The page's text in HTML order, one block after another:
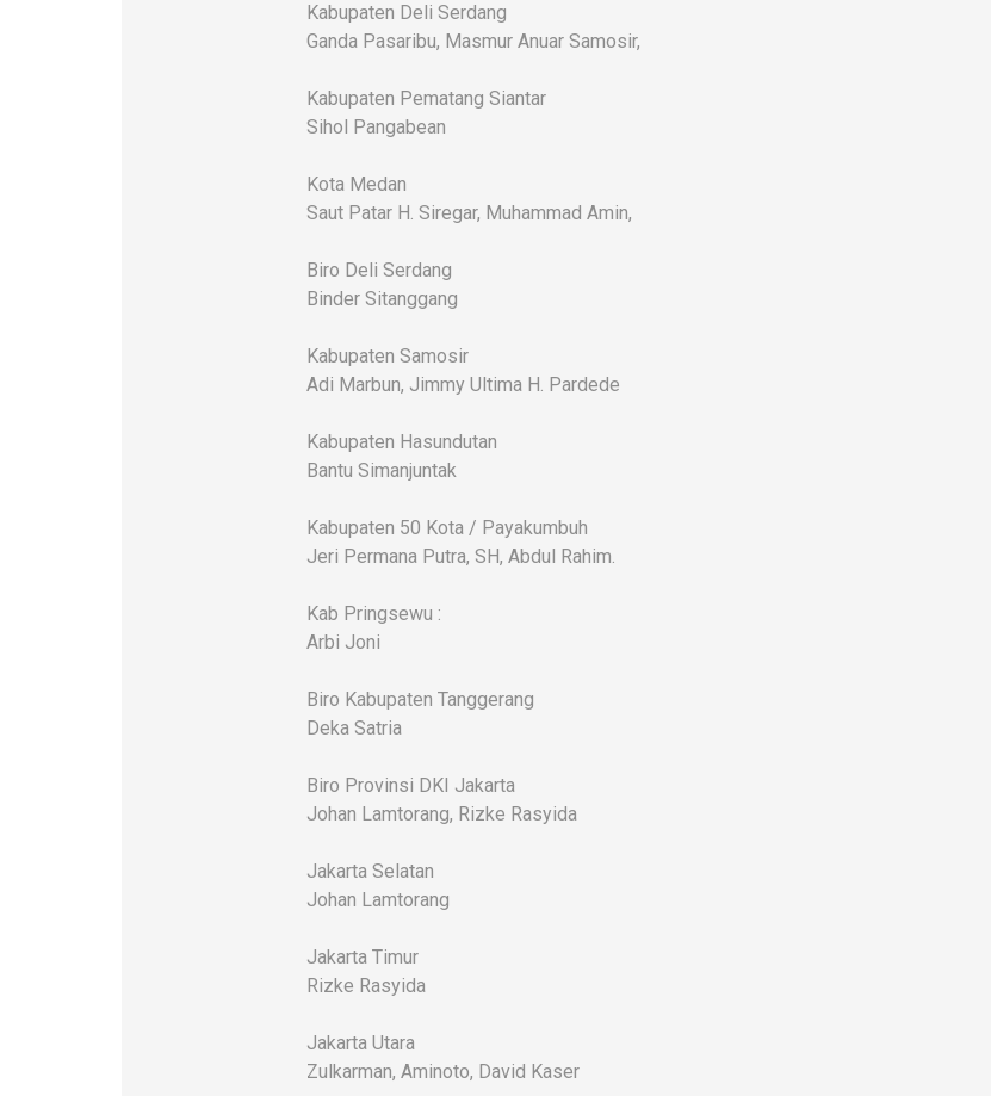
Kabupaten Deli Serdang
Ganda Pasaribu, Masmur Anuar Samosir,
Kabupaten Pematang Siantar
Sihol Pangabean
Kota Medan
Saut Patar H. Siregar, Muhammad Amin,
Biro Deli Serdang
Binder Sitanggang
Kabupaten Samosir
Adi Marbun, Jimmy Ultima H. Pardede
Kabupaten Hasundutan
Bantu Simanjuntak
Kabupaten 50 Kota / Payakumbuh
Jeri Permana Putra, SH, Abdul Rahim.
Kab Pringsewu :
Arbi Joni
Biro Kabupaten Tanggerang
Deka Satria
Biro Provinsi DKI Jakarta
Johan Lamtorang, Rizke Rasyida
Jakarta Selatan
Johan Lamtorang
Jakarta Timur
Rizke Rasyida
Jakarta Utara
Zulkarman, Aminoto, David Kaser